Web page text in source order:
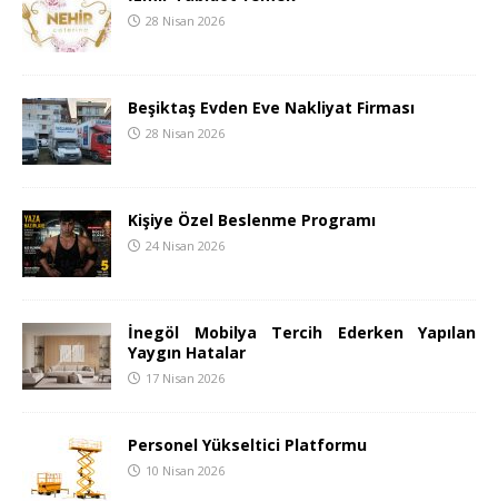
28 Nisan 2026
Beşiktaş Evden Eve Nakliyat Firması
28 Nisan 2026
Kişiye Özel Beslenme Programı
24 Nisan 2026
İnegöl Mobilya Tercih Ederken Yapılan
Yaygın Hatalar
17 Nisan 2026
Personel Yükseltici Platformu
10 Nisan 2026